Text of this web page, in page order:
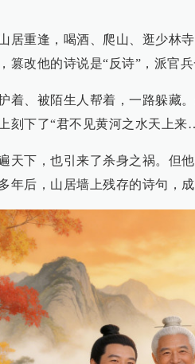
居重逢，喝酒、爬山、逛少林
篡改他的诗说是“反诗”，派官兵
着、被陌生人帮着，一路躲藏
刻下了“君不见黄河之水天上
天下，也引来了杀身之祸。但
年后，山居墙上残存的诗句，